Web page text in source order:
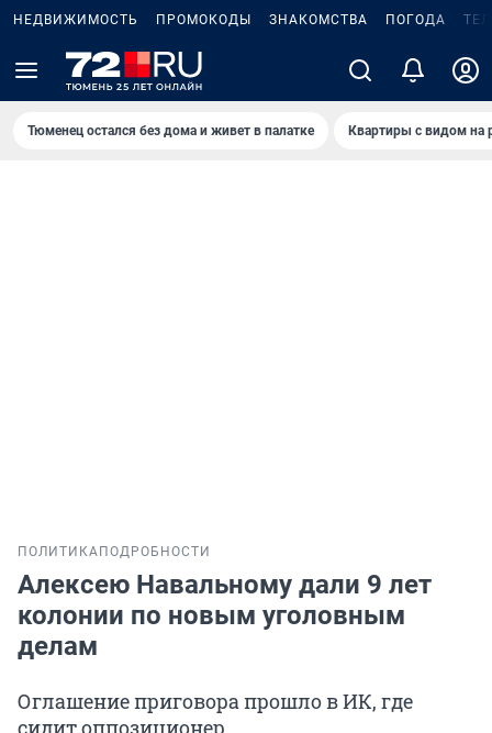
НЕДВИЖИМОСТЬ ПРОМОКОДЫ ЗНАКОМСТВА ПОГОДА
Тюменец остался без дома и живет в палатке Квартиры с видом на
ПОЛИТИКА ПОДРОБНОСТИ
Алексею Навальному дали 9 лет
колонии по новым уголовным
делам
Оглашение приговора прошло в ИК, где
сидит оппозиционер